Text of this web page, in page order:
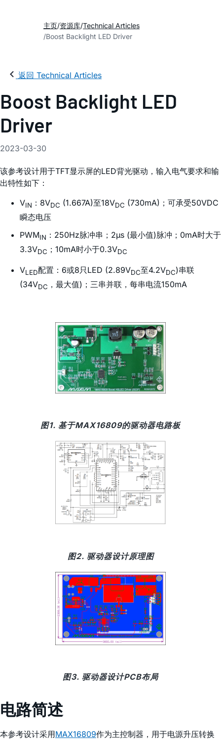
主页 资源库 Technical Articles
Boost Backlight LED Driver
返回 Technical Articles
Boost Backlight LED
Driver
2023-03-30
该参考设计用于TFT显示屏的LED背光驱动，输入电气要求和输
出特性如下：
VIN ：8VDC (1.667A)至18VDC (730mA)；可承受50VDC
瞬态电压
PWMIN ：250Hz脉冲串；2µs (最小值)脉冲；0mA时大于
3.3VDC ；10mA时小于0.3VDC
VLED配置：6或8只LED (2.89VDC至4.2VDC)串联
(34VDC ，最大值)；三串并联，每串电流150mA
图1. 基于MAX16809的驱动器电路板
图2. 驱动器设计原理图
图3. 驱动器设计PCB布局
电路简述
本参考设计采用MAX16809作为主控制器，用于电源升压转换